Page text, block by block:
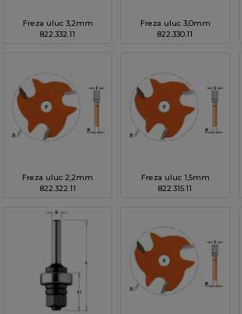
Freza uluc 3,2mm
822.332.11
Freza uluc 3,0mm
822.330.11
Freza uluc 2,2mm
822.322.11
Freza uluc 1,5mm
822.315.11